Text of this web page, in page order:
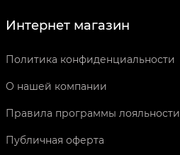
Интернет магазин
Политика конфиденциальности
О нашей компании
Правила программы лояльности
Публичная оферта